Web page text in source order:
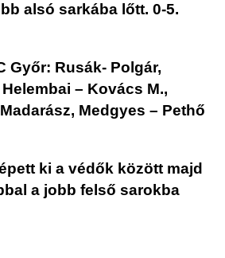
alsó sarkába lőtt. 0-5.
Győr: Rusák- Polgár,
– Kovács M.,
Medgyes – Pethő
ki a védők között majd
a jobb felső sarokba